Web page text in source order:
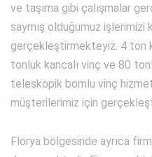
ve taşıma gibi çalışmalar
saymış olduğumuz işlerimizi
gerçekleştirmekteyiz. 4 ton
tonluk kancalı vinç ve 80
teleskopik bomlu vinç
müşterilerimiz için
Florya bölgesinde ayrıca